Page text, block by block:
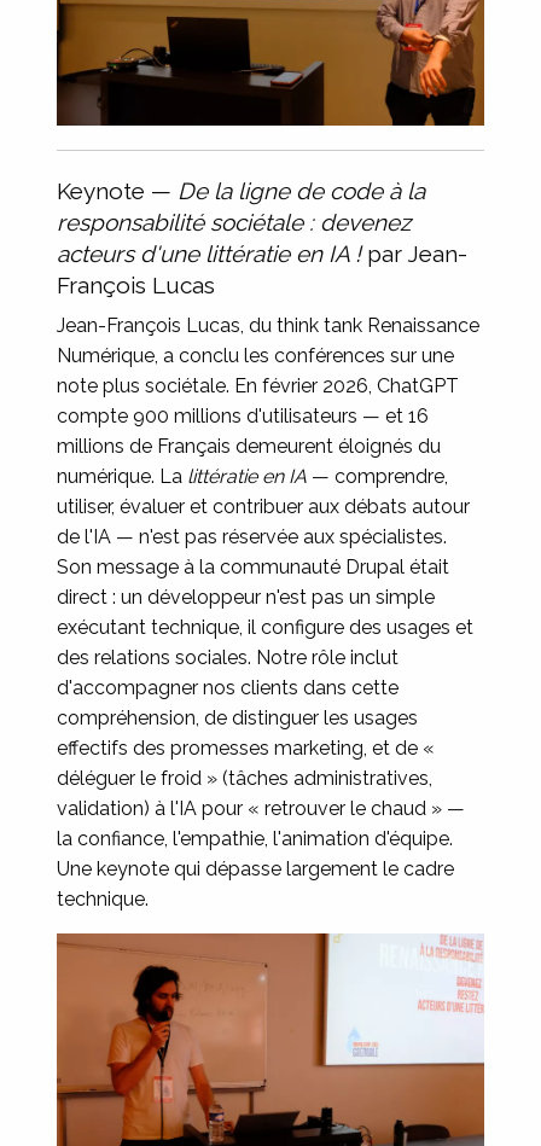
Keynote — De la ligne de code à la
responsabilité sociétale : devenez
acteurs d'une littératie en IA !par Jean-
François Lucas
Jean-François Lucas, du think tank Renaissance
Numérique, a conclu les conférences sur une
note plus sociétale. En février 2026, ChatGPT
compte 900 millions d'utilisateurs — et 16
millions de Français demeurent éloignés du
numérique. La littératie en IA — comprendre,
utiliser, évaluer et contribuer aux débats autour
de l'IA — n'est pas réservée aux spécialistes.
Son message à la communauté Drupal était
direct : un développeur n'est pas un simple
exécutant technique, il configure des usages et
des relations sociales. Notre rôle inclut
d'accompagner nos clients dans cette
compréhension, de distinguer les usages
effectifs des promesses marketing, et de «
déléguer le froid » (tâches administratives,
validation) à l'IA pour « retrouver le chaud » —
la confiance, l'empathie, l'animation d'équipe.
Une keynote qui dépasse largement le cadre
technique.